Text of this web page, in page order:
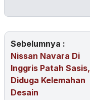
Sebelumnya :
Nissan Navara Di
Inggris Patah Sasis,
Diduga Kelemahan
Desain